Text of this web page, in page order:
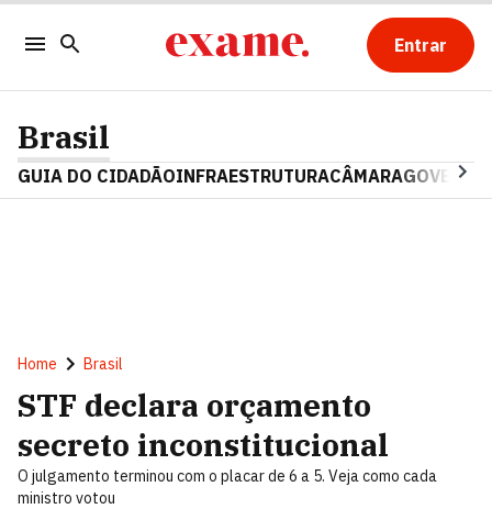
Entrar
Brasil
GUIA DO CIDADÃOINFRAESTRUTURACÂMARAGOVERNO
Home Brasil
STF declara orçamento
secreto inconstitucional
O julgamento terminou com o placar de 6 a 5. Veja como cada
ministro votou